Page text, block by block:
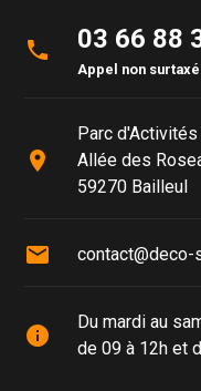
phone 03 66 88
Appel non surtaxé
place
Parc
Allée des
59270 Bailleul
mail
info
Du mardi au
de 09 à 12h et